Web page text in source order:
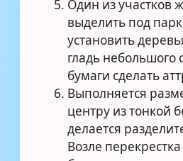
Один из участков
выделить под
установить
гладь небольшого
бумаги сделать
Выполняется
центру из тонкой
делается
Возле